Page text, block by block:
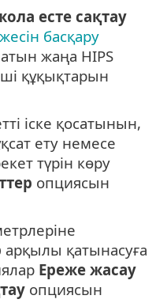
есте сақтау
басқару
жаңа HIPS
құқықтарын
іске қосатынын,
ету немесе
түрін көру
опциясын
арқылы қатынасуға
Ереже жасау
опциясын